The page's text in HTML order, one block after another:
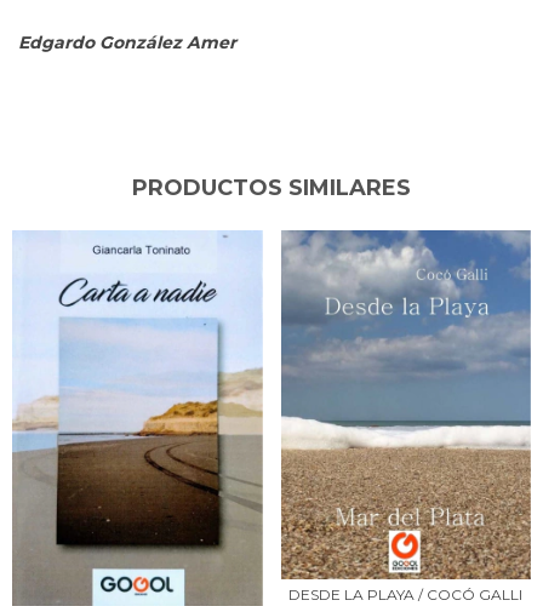
Edgardo González Amer
PRODUCTOS SIMILARES
DESDE LA PLAYA / COCÓ GALLI